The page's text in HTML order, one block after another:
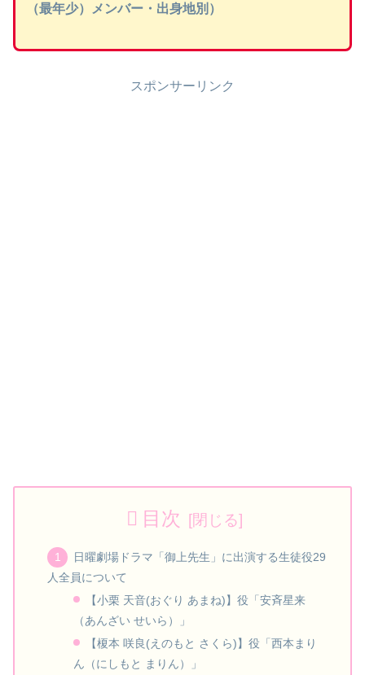
（最年少）メンバー・出身地別）
スポンサーリンク
目次
日曜劇場ドラマ「御上先生」に出演する生徒役29
人全員について
【小栗 天音(おぐり あまね)】役「安斉星来
（あんざい せいら）」
【榎本 咲良(えのもと さくら)】役「西本まり
ん（にしもと まりん）」